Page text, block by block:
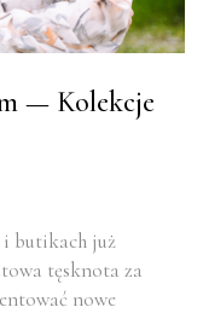
— Kolekcje
i butikach już
tęsknota za
nowe